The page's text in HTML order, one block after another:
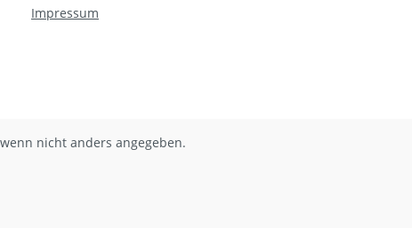
Impressum
nicht anders angegeben.